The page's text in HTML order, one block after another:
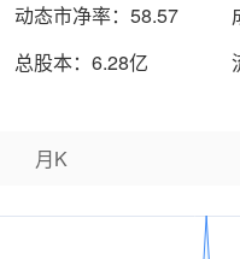
动态市净率： 58.57
总股本： 6.28亿
月K